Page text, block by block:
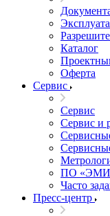
Каталог
Оферта
Сервис
Сервис
Сервис и
ПО
Часто
Пресс-центр